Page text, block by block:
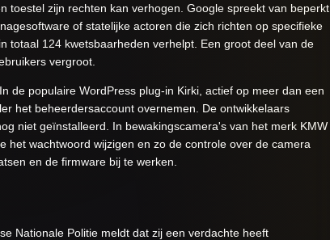
toestel zijn rechten kan verhogen. Google spreekt van beperkt
of statelijke actoren die zich richten op specifieke
totaal 124 kwetsbaarheden verhelpt. Een groot deel van de
vergroot.
de populaire WordPress plug-in Kirki, actief op meer dan een
het beheerdersaccount overnemen. De ontwikkelaars
niet geïnstalleerd. In bewakingscamera's van het merk KMW
het wachtwoord wijzigen en zo de controle over de camera
en de firmware bij te werken.
Nationale Politie meldt dat zij een verdachte heeft